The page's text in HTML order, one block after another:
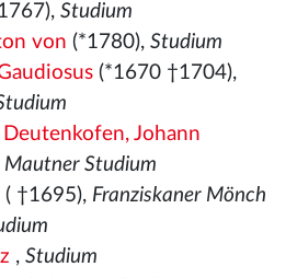
Studium
von (*1780), Studium
(*1670 †1704),
Johann
Mautner Studium
( †1695), Franziskaner Mönch
, Studium